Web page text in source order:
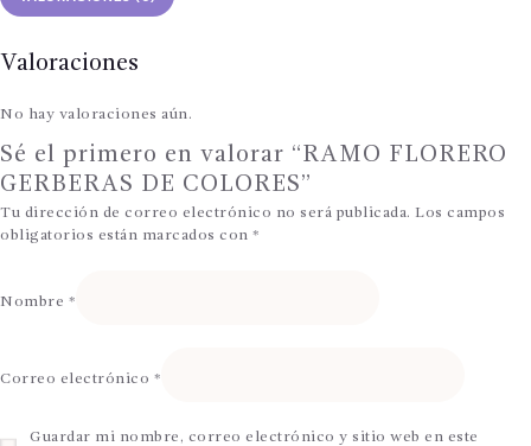
Valoraciones
No hay valoraciones aún.
Sé el primero en valorar “RAMO FLORERO
GERBERAS DE COLORES”
Tu dirección de correo electrónico no será publicada. Los campos
obligatorios están marcados con *
Nombre *
Correo electrónico *
Guardar mi nombre, correo electrónico y sitio web en este